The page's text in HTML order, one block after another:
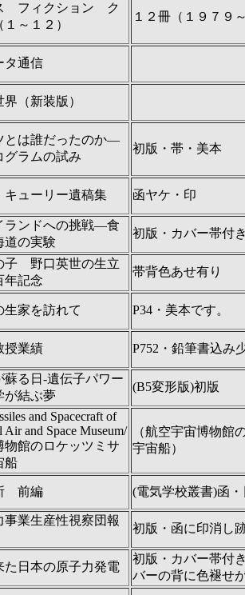
フィクション ク
～１２）
１２冊（１９７９
タ通信
界（新装版）
とは誰だったのか―
グラムの試み
初版・帯・美本
キューリー遺稿集 函ヤケ・印
ランドへの挑戦―食
道の実験
初版・カバー帯付
子 野口英世の生立
記念
帯背色あせ有り
生家を訪れて P34・美本です。
授業績 P752・鉛筆書込み
蘇る日-遺伝子パワー
が結ぶ夢
(B5変形版)初版
and Spacecraft of
Air and Space Museum/
物館のロケッツミサ
船
（航空宇宙博物館
宇宙船）
前編 (電気学校叢書)函
業生産性視察団報
初版・函に印消し
た日本の原子力発電
初版・カバー帯付
バーの背に色褪せ